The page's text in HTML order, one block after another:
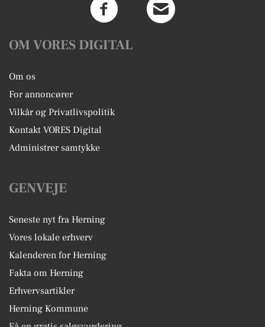
OM VORES DIGITAL
Om os
For annoncører
Vilkår og Privatlivspolitik
Kontakt VORES Digital
Administrer samtykke
GENVEJE
Seneste nyt fra Herning
Vores lokale erhverv
Kalenderen for Herning
Fakta om Herning
Erhvervsartikler
Herning Kommune